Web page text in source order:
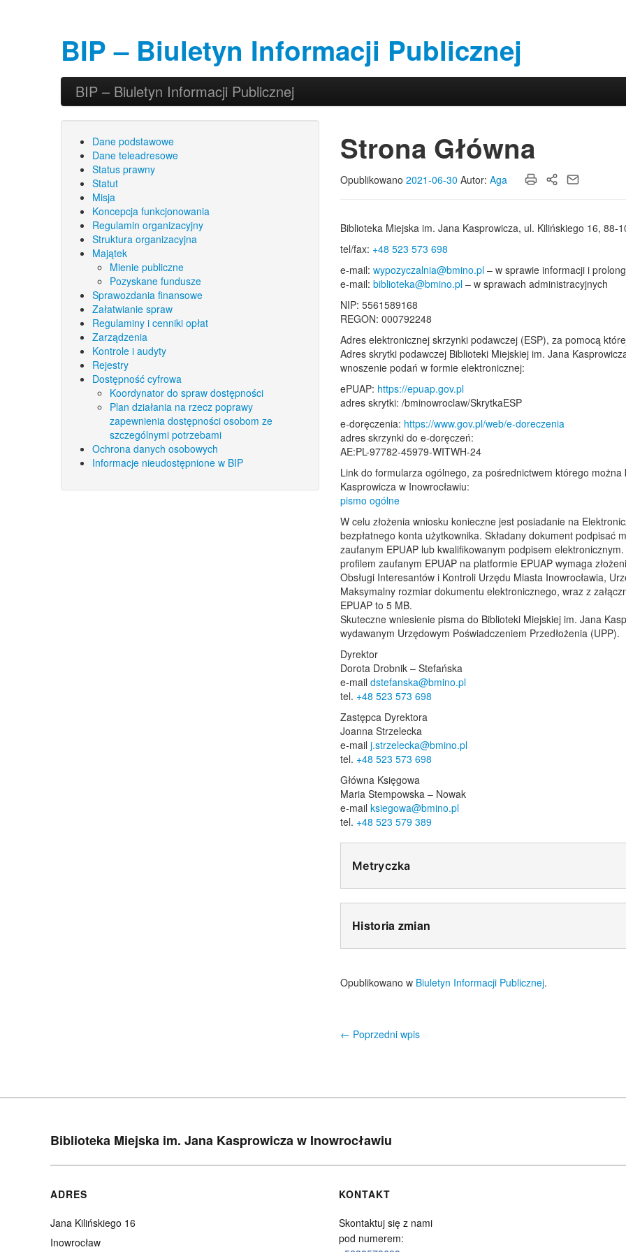
BIP – Biuletyn Informacji Publicznej
Główne menu
Przeskocz do tekstu
Przeskocz do widgetów
BIP – Biuletyn Informacji Publicznej
Strona Główna
Opublikowano 2021-06-30 Autor: Aga
Biblioteka Miejska im. Jana Kasprowicza, ul. Kilińskiego 16, 88-
tel/fax: +48 523 573 698
e-mail: wypozyczalnia@bmino.pl – w sprawie informacji i
e-mail: biblioteka@bmino.pl – w sprawach administracyjnych
NIP: 5561589168
REGON: 000792248
Adres elektronicznej skrzynki podawczej (ESP), za pomocą
Adres skrytki podawczej Biblioteki Miejskiej im. Jana
wnoszenie podań w formie elektronicznej:
ePUAP: https://epuap.gov.pl
adres skrytki: /bminowroclaw/SkrytkaESP
e-doręczenia: https://www.gov.pl/web/e-doreczenia
adres skrzynki do e-doręczeń:
AE:PL-97782-45979-WITWH-24
Link do formularza ogólnego, za pośrednictwem którego
Kasprowicza w Inowrocławiu:
pismo ogólne
W celu złożenia wniosku konieczne jest posiadanie na
bezpłatnego konta użytkownika. Składany dokument
zaufanym EPUAP lub kwalifikowanym podpisem
profilem zaufanym EPUAP na platformie EPUAP wymaga
Obsługi Interesantów i Kontroli Urzędu Miasta Inowrocławia,
Maksymalny rozmiar dokumentu elektronicznego, wraz z
EPUAP to 5 MB.
Skuteczne wniesienie pisma do Biblioteki Miejskiej im. Jana
wydawanym Urzędowym Poświadczeniem Przedłożenia (UPP).
Dyrektor
Dorota Drobnik – Stefańska
e-mail dstefanska@bmino.pl
tel. +48 523 573 698
Zastępca Dyrektora
Joanna Strzelecka
e-mail j.strzelecka@bmino.pl
tel. +48 523 573 698
Główna Księgowa
Maria Stempowska – Nowak
e-mail ksiegowa@bmino.pl
tel. +48 523 579 389
Metryczka
Historia zmian
Opublikowano w Biuletyn Informacji Publicznej.
Nawigacja wpisu
← Poprzedni wpis
Dane podstawowe
Dane teleadresowe
Status prawny
Statut
Misja
Koncepcja funkcjonowania
Regulamin organizacyjny
Struktura organizacyjna
Majątek
Mienie publiczne
Pozyskane fundusze
Sprawozdania finansowe
Załatwianie spraw
Regulaminy i cenniki opłat
Zarządzenia
Kontrole i audyty
Rejestry
Dostępność cyfrowa
Koordynator do spraw dostępności
Plan działania na rzecz poprawy
zapewnienia dostępności osobom ze
szczególnymi potrzebami
Ochrona danych osobowych
Informacje nieudostępnione w BIP
Biblioteka Miejska im. Jana Kasprowicza w Inowrocławiu
ADRES
Jana Kilińskiego 16
Inowrocław
KONTAKT
Skontaktuj się z nami
pod numerem: